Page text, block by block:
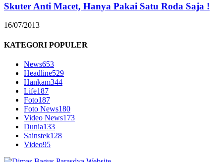
Skuter Anti Macet, Hanya Pakai Satu Roda Saja !
16/07/2013
KATEGORI POPULER
News653
Headline529
Hankam344
Life187
Foto187
Foto News180
Video News173
Dunia133
Sainstek128
Video95